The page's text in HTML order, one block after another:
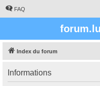
FAQ
Index du forum
Informations